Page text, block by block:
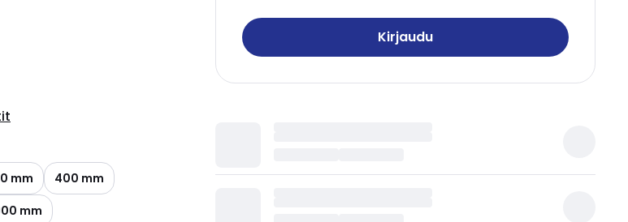
Kirjaudu
mm
400 mm
mm